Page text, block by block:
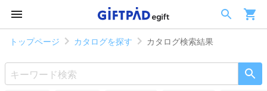
トップページ カタログを探す カタログ検索結果